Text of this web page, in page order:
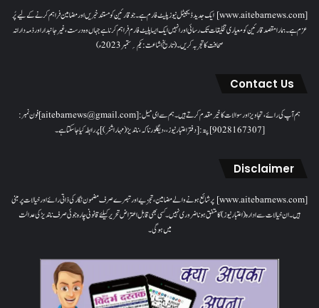
[www.aitebarnews.com] ایک جدید ڈیجیٹل نیوز پلیٹ فارم ہے۔ جو قارئین کو مستند خبریں اور مضامین فراہم کرنے کے لیے پُر
عزم ہے۔ ہمارا مقصدقارئین کو معیاری تخلیقات تک رسائی اور انہیں ایک ایسا پلیٹ فارم فراہم کرنا ہے جہاں وہ درست، غیر جانبدار اور ذمہ دارانہ
صحافت کا تجربہ کریں۔( تاریخ اشاعت : یکم؍ ستمبر 2023ء)
Contact Us
ہم آپ کی رائے، تجاویز اور سوالات کا خیرمقدم کرتے ہیں۔ ہم سےای میل: [aitebarnews@gmail.com]فون نمبر:
[9028167307]پتہ: [دفتر اعتبار نیوز، ، دیگلور ناکہ، ناندیڑ(مہاراشٹر) ] پر رابطہ کیا جاسکتا ہے۔
Disclaimer
[www.aitebarnews.com] پر شائع ہونے والے مضامین، تجزیے اور تبصرے صرف مضمون نگار کی ذاتی رائے اور خیالات پر مبنی
ہیں۔ ان خیالات سے ادارہ (اعتبار نیوز) کا متفق ہونا ضروری نہیں۔ کسی بھی قابل اعتراض تحریر کیلئے قانونی چارہ جوئی صرف ناندیڑ کی عدالت
میں ہوگی۔